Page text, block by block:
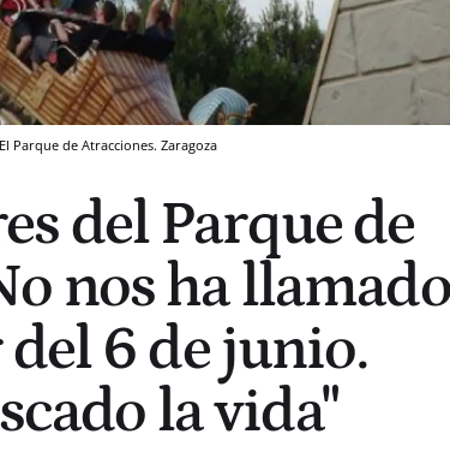
El Parque de Atracciones. Zaragoza
del Parque de
nos ha llamado
6 de junio.
la vida"